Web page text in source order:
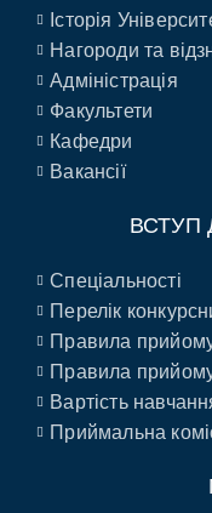
Історія
Нагороди та
Адміністрація
Факультети
Кафедри
Вакансії
ВСТУП
Спеціальності
Перелік
Правила
Правила
Вартість
Приймальна